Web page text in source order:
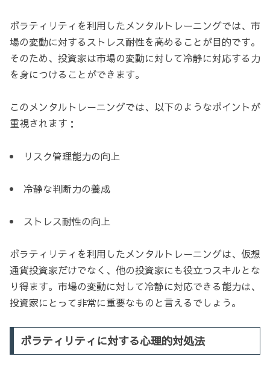
ボラティリティを利用したメンタルトレーニングでは、市
場の変動に対するストレス耐性を高めることが目的です。
そのため、投資家は市場の変動に対して冷静に対応する力
を身につけることができます。
このメンタルトレーニングでは、以下のようなポイントが
重視されます：
リスク管理能力の向上
冷静な判断力の養成
ストレス耐性の向上
ボラティリティを利用したメンタルトレーニングは、仮想
通貨投資家だけでなく、他の投資家にも役立つスキルとな
り得ます。市場の変動に対して冷静に対応できる能力は、
投資家にとって非常に重要なものと言えるでしょう。
ボラティリティに対する心理的対処法